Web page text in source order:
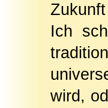
Ich
wird,